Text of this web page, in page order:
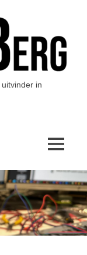
in
MENU